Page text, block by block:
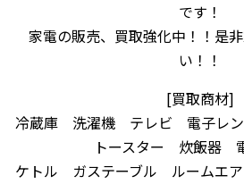
です！
家電の販売、買取強化中！！是
い！！
[買取商材]
冷蔵庫 洗濯機 テレビ 電子レ
トースター 炊飯器
ケトル ガステーブル ルームエ